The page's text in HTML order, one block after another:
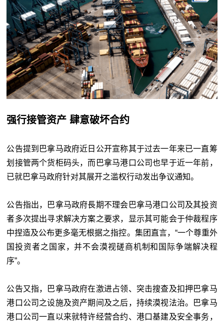
强行接管资产 肆意破坏合约
公告提到巴拿马政府近日公开宣称其于过去⼀年来已⼀直筹
划接管两个货柜码头，而巴拿马港口公司也早于近⼀年前，
已就巴拿马政府针对其展开之滥权行动发出争议通知。
公告指出，巴拿马政府⻑期不理会巴拿马港口公司及其投资
者多次提出寻求解决⽅案之要求，显示其可能会于仲裁程序
中捏造及公布更多毫无根据之指控。集团直言，“⼀个尊重外
国投资者之国家，并不会漠视磋商机制和国际争端解决程
序”。
公告又指，巴拿马政府在激进占领、突击搜查及扣押巴拿马
港口公司之设施及资产期间及之后，持续漠视法治。巴拿马
港口公司⼀直以来就特许经营合约、港口基建及安全事务，